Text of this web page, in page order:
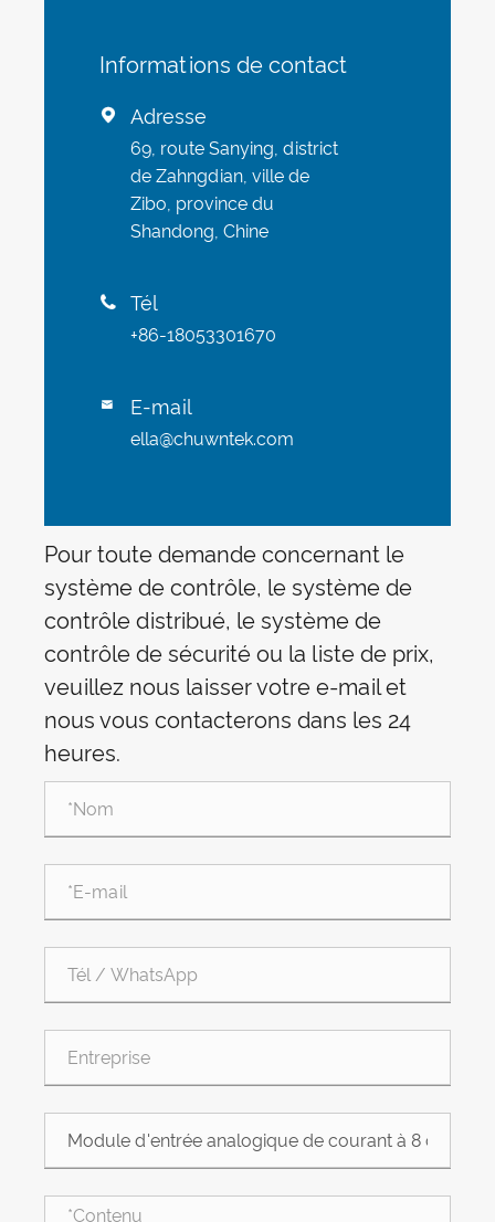
Informations de contact
 Adresse
69, route Sanying, district
de Zahngdian, ville de
Zibo, province du
Shandong, Chine
 Tél
+86-18053301670
 E-mail
ella@chuwntek.com
Pour toute demande concernant le
système de contrôle, le système de
contrôle distribué, le système de
contrôle de sécurité ou la liste de prix,
veuillez nous laisser votre e-mail et
nous vous contacterons dans les 24
heures.